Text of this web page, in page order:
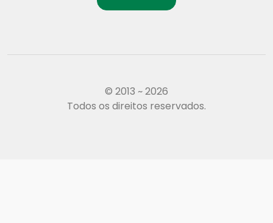
© 2013 ~ 2026
Todos os direitos reservados.